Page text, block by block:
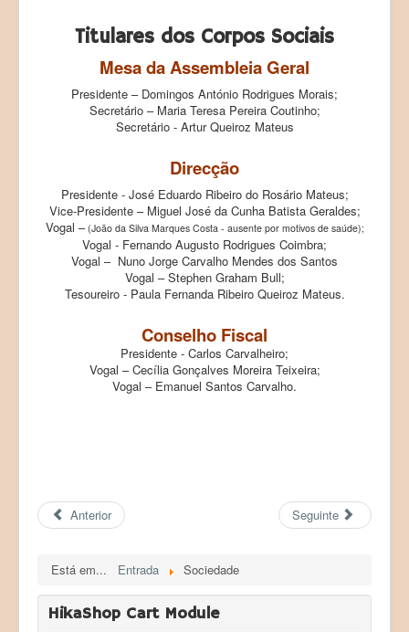
Titulares dos Corpos Sociais
Mesa da Assembleia Geral
Presidente – Domingos António Rodrigues Morais;
Secretário – Maria Teresa Pereira Coutinho;
Secretário - Artur Queiroz Mateus
Direcção
Presidente - José Eduardo Ribeiro do Rosário Mateus;
Vice-Presidente – Miguel José da Cunha Batista Geraldes;
Vogal –(João da Silva Marques Costa - ausente por motivos de saúde);
Vogal - Fernando Augusto Rodrigues Coimbra;
Vogal – Nuno Jorge Carvalho Mendes dos Santos
Vogal – Stephen Graham Bull;
Tesoureiro - Paula Fernanda Ribeiro Queiroz Mateus.
Conselho Fiscal
Presidente - Carlos Carvalheiro;
Vogal – Cecília Gonçalves Moreira Teixeira;
Vogal – Emanuel Santos Carvalho.
Anterior Seguinte
Está em... Entrada Sociedade
HikaShop Cart Module